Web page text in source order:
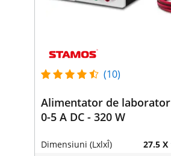
(10)
Alimentator de laborator
0-5 A DC - 320 W
Dimensiuni (LxlxÎ) 27.5 X